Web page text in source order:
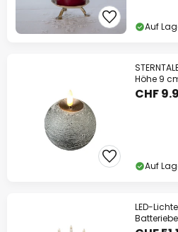
Auf
Höhe 9
CHF
Auf
LED-